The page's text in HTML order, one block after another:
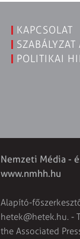
KAPCSOLAT
POLITIKAI
Nemzeti Média -
www.nmhh.hu
Alapító-
hetek@hetek.hu. -
the Associated